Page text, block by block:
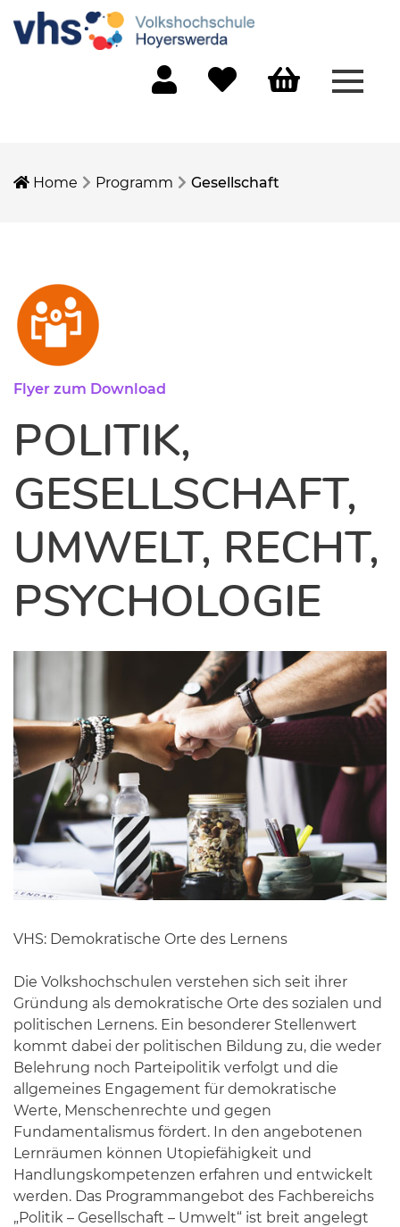
Home Programm Gesellschaft
Flyer zum Download
POLITIK,
GESELLSCHAFT,
UMWELT, RECHT,
PSYCHOLOGIE
VHS: Demokratische Orte des Lernens
Die Volkshochschulen verstehen sich seit ihrer
Gründung als demokratische Orte des sozialen und
politischen Lernens. Ein besonderer Stellenwert
kommt dabei der politischen Bildung zu, die weder
Belehrung noch Parteipolitik verfolgt und die
allgemeines Engagement für demokratische
Werte, Menschenrechte und gegen
Fundamentalismus fördert. In den angebotenen
Lernräumen können Utopiefähigkeit und
Handlungskompetenzen erfahren und entwickelt
werden. Das Programmangebot des Fachbereichs
„Politik – Gesellschaft – Umwelt“ ist breit angelegt